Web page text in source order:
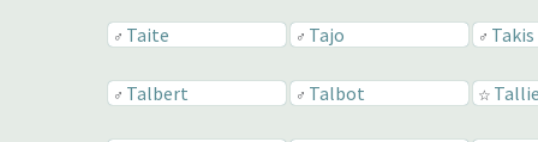
♂ Taite ♂ Tajo ♂ Takis
♂ Talbert ♂ Talbot ☆